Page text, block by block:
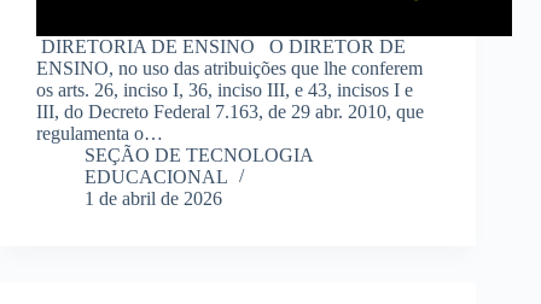
DIRETORIA DE ENSINO O DIRETOR DE
ENSINO, no uso das atribuições que lhe conferem
os arts. 26, inciso I, 36, inciso III, e 43, incisos I e
III, do Decreto Federal 7.163, de 29 abr. 2010, que
regulamenta o…
SEÇÃO DE TECNOLOGIA
EDUCACIONAL
1 de abril de 2026